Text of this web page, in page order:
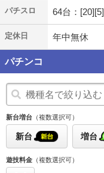
パチスロ 64台：[20][5]
定休日 年中無休
パチンコ
新台増台 （複数選択可）
新台 増台
遊技料金 （複数選択可）